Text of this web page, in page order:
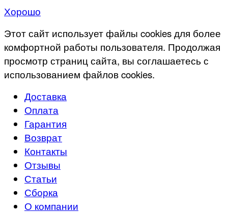
Хорошо
Этот сайт использует файлы cookies для более
комфортной работы пользователя. Продолжая
просмотр страниц сайта, вы соглашаетесь с
использованием файлов cookies.
Доставка
Оплата
Гарантия
Возврат
Контакты
Отзывы
Статьи
Сборка
О компании